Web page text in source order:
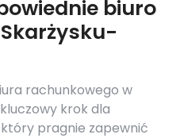
biuro
rachunkowego w
krok dla
pragnie zapewnić